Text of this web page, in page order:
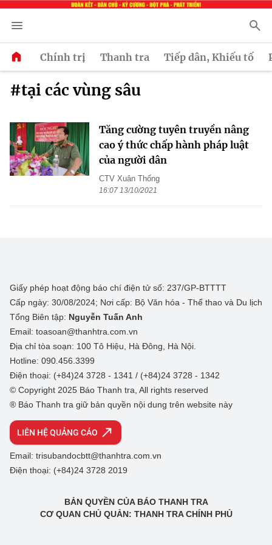
Chính trị Thanh tra Tiếp dân, Khiếu tố
#tại các vùng sâu
Tăng cường tuyên truyền nâng
cao ý thức chấp hành pháp luật
của người dân
CTV Xuân Thống
16:07 13/10/2021
Giấy phép hoạt động báo chí điện tử số: 237/GP-BTTTT
Cấp ngày: 30/08/2024; Nơi cấp: Bộ Văn hóa - Thể thao và Du lịch
Tổng Biên tập: Nguyễn Tuấn Anh
Email: toasoan@thanhtra.com.vn
Địa chỉ tòa soạn: 100 Tô Hiệu, Hà Đông, Hà Nội.
Hotline: 090.456.3399
Điện thoại: (+84)24 3728 - 1341 / (+84)24 3728 - 1342
© Copyright 2025 Báo Thanh tra, All rights reserved
® Báo Thanh tra giữ bản quyền nội dung trên website này
LIÊN HỆ QUẢNG CÁO
Email: trisubandocbtt@thanhtra.com.vn
Điện thoại: (+84)24 3728 2019
BẢN QUYỀN CỦA BÁO THANH TRA
CƠ QUAN CHỦ QUẢN: THANH TRA CHÍNH PHỦ